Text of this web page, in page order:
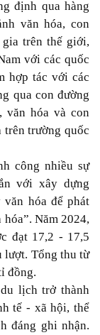
định qua hàng
văn hóa, con
trên thế giới,
với các quốc
hợp tác với các
qua con đường
văn hóa và con
trên trường quốc
công nhiều sự
với xây dựng
hóa để phát
Năm 2024,
đạt 17,2 - 17,5
lượt. Tổng thu từ
đồng.
lịch trở thành
tế - xã hội, thể
đáng ghi nhận.